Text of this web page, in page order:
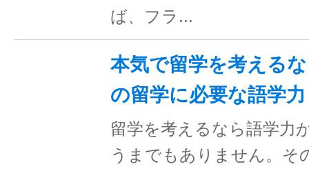
ば、フラ...
本気で留学を考える
の留学に必要な語学力
留学を考えるなら語学力
うまでもありません。そ